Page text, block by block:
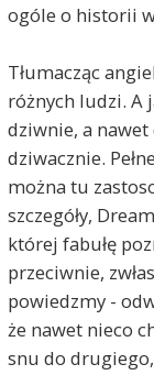
ogóle o historii
Tłumacząc
różnych ludzi. A
dziwnie, a nawet
dziwacznie.
można tu
szczegóły,
której fabułę
przeciwnie,
powiedzmy -
że nawet nieco
snu do